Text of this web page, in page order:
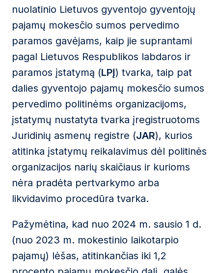
nuolatinio Lietuvos gyventojo gyventojų
pajamų mokesčio sumos pervedimo
paramos gavėjams, kaip jie suprantami
pagal Lietuvos Respublikos labdaros ir
paramos įstatymą (LPĮ) tvarka, taip pat
dalies gyventojo pajamų mokesčio sumos
pervedimo politinėms organizacijoms,
įstatymų nustatyta tvarka įregistruotoms
Juridinių asmenų registre (JAR), kurios
atitinka įstatymų reikalavimus dėl politinės
organizacijos narių skaičiaus ir kurioms
nėra pradėta pertvarkymo arba
likvidavimo procedūra tvarka.
Pažymėtina, kad nuo 2024 m. sausio 1 d.
(nuo 2023 m. mokestinio laikotarpio
pajamų) lėšas, atitinkančias iki 1,2